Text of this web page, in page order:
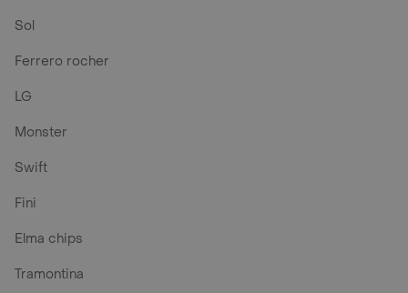
Sol
Ferrero rocher
LG
Monster
Swift
Fini
Elma chips
Tramontina